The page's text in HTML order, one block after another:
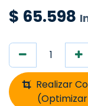
$ 65.598
Realizar